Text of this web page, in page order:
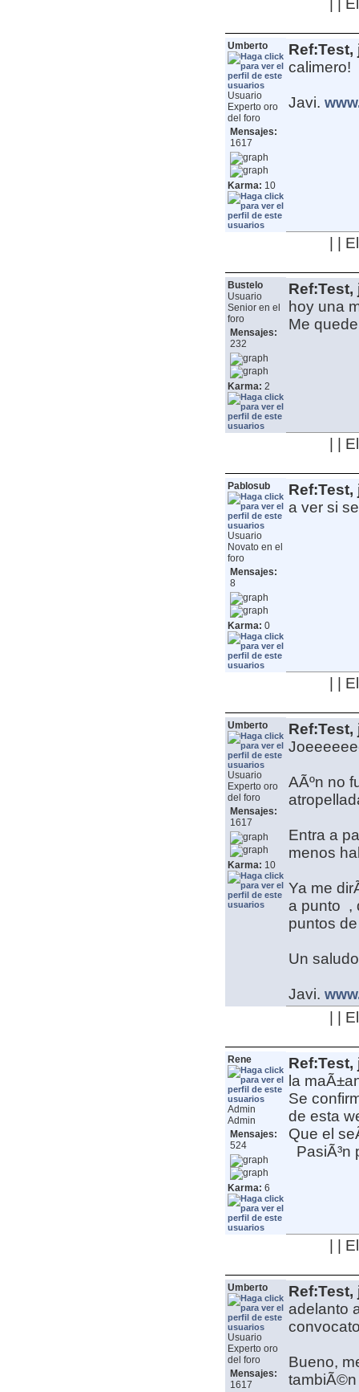
| |
Umberto
Usuario
Experto oro
del foro
Mensajes:
1617
Karma: 10
Ref:Test,
calimero!
Javi.
| |
Bustelo
Usuario
Senior en el
foro
Mensajes:
232
Karma: 2
Ref:Test,
hoy una
Me
| |
Pablosub
Usuario
Novato en el
foro
Mensajes:
8
Karma: 0
Ref:Test,
a ver si
| |
Umberto
Usuario
Experto oro
del foro
Mensajes:
1617
Karma: 10
Ref:Test,
AÃºn no
Entra a
menos
Ya me
a punto ,
puntos
Un
Javi.
| |
Rene
Admin
Admin
Mensajes:
524
Karma: 6
Ref:Test,
la
Se
de esta
Que el
PasiÃ³n
| |
Umberto
Usuario
Experto oro
del foro
Mensajes:
1617
Ref:Test,
adelanto
Bueno,